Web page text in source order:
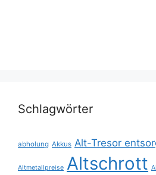
Schlagwörter
abholung Akkus Alt-Tresor
Altmetallpreise Altschrott